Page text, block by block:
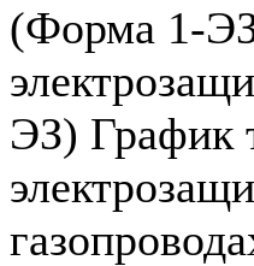
(Форма 1-
ЭЗ) График